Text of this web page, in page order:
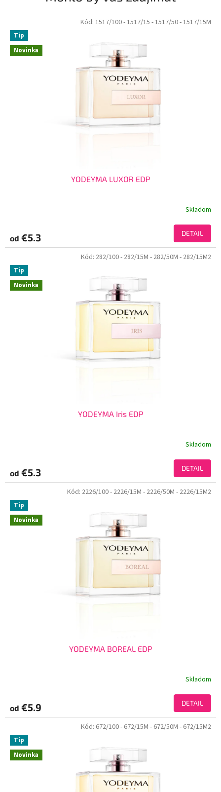
Novinka
Tip
YODEYMA LUXOR EDP
Skladom
od €5.3 DETAIL
Kód: 1517/100- 1517/15 - 1517/50- 1517/15M
Novinka
Tip
YODEYMA Iris EDP
Skladom
od €5.3 DETAIL
Kód: 282/100- 282/15M - 282/50M - 282/15M2
Novinka
Tip
YODEYMA BOREAL EDP
Skladom
od €5.9 DETAIL
Kód: 2226/100- 2226/15M - 2226/50M - 2226/15M2
Novinka
Tip
Kód: 672/100- 672/15M - 672/50M - 672/15M2